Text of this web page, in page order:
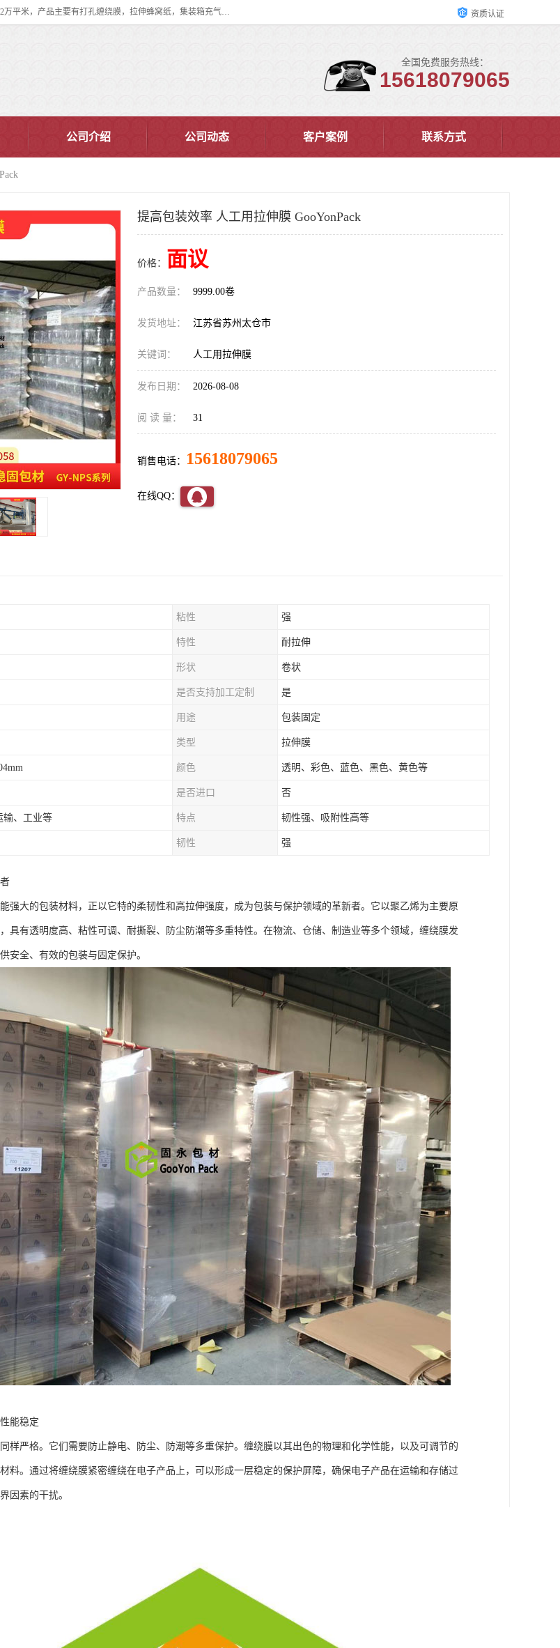
双忠包装材料（苏州）有限公司是上海双忠包装材料设立在苏州太仓的生产基地，占地约2万平米，产品主要有打孔缠绕膜，拉伸蜂窝纸，集装箱充气袋，滑托板，打包带，裹包网兜，防滑纸等箱体和托盘的运输和保护性包材。固永包材®，GooYon Pack®，是我们保护性包装材料的专属品牌。 资质认证
全国免费服务热线：
15618079065
公司介绍 公司动态 客户案例 联系方式
提高包装效率 人工用拉伸膜 GooYonPack
价格： 面议
产品数量： 9999.00卷
发货地址： 江苏省苏州太仓市
关键词： 人工用拉伸膜
发布日期： 2026-08-08
阅 读 量： 31
销售电话： 15618079065
在线QQ：
粘性 强
特性 耐拉伸
形状 卷状
是否支持加工定制 是
用途 包装固定
类型 拉伸膜
颜色 透明、彩色、蓝色、黑色、黄色等
是否进口 否
输、工业等 特点 韧性强、吸附性高等
韧性 强
强大的包装材料，正以它特的柔韧性和高拉伸强度，成为包装与保护领域的革新者。它以聚乙烯为主要原
具有透明度高、粘性可调、耐撕裂、防尘防潮等多重特性。在物流、仓储、制造业等多个领域，缠绕膜发
安全、有效的包装与固定保护。
能稳定
样严格。它们需要防止静电、防尘、防潮等多重保护。缠绕膜以其出色的物理和化学性能，以及可调节的
料。通过将缠绕膜紧密缠绕在电子产品上，可以形成一层稳定的保护屏障，确保电子产品在运输和存储过
因素的干扰。